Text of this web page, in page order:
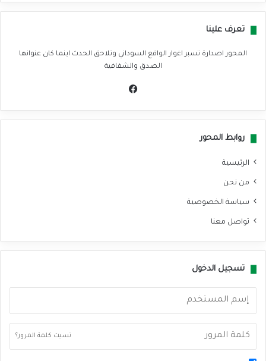
تعرف علينا
المحور اصدارة تسبر اغوار الواقع السوداني وتلاحق الحدث اينما كان عنوانها
الصدق والشفافية
روابط المحور
الرئيسية
من نحن
سياسة الخصوصية
تواصل معنا
تسجيل الدخول
نسيت كلمة المرور؟